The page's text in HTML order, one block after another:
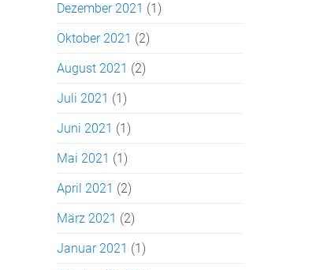
Dezember 2021 (1)
Oktober 2021 (2)
August 2021 (2)
Juli 2021 (1)
Juni 2021 (1)
Mai 2021 (1)
April 2021 (2)
März 2021 (2)
Januar 2021 (1)